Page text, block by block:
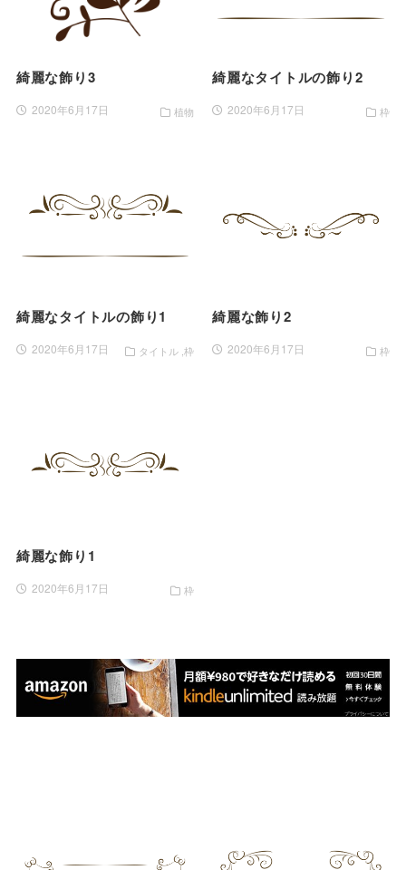
綺麗な飾り3
2020年6月17日 植物
綺麗なタイトルの飾り2
2020年6月17日 枠
綺麗なタイトルの飾り1
2020年6月17日 タイトル 枠
綺麗な飾り2
2020年6月17日 枠
綺麗な飾り1
2020年6月17日 枠